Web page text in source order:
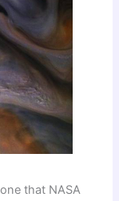
that NASA